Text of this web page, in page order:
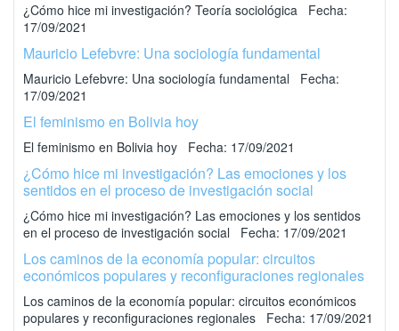
¿Cómo hice mi investigación? Teoría sociológica Fecha:
17/09/2021
Mauricio Lefebvre: Una sociología fundamental
Mauricio Lefebvre: Una sociología fundamental Fecha:
17/09/2021
El feminismo en Bolivia hoy
El feminismo en Bolivia hoy Fecha: 17/09/2021
¿Cómo hice mi investigación? Las emociones y los
sentidos en el proceso de investigación social
¿Cómo hice mi investigación? Las emociones y los sentidos
en el proceso de investigación social Fecha: 17/09/2021
Los caminos de la economía popular: circuitos
económicos populares y reconfiguraciones regionales
Los caminos de la economía popular: circuitos económicos
populares y reconfiguraciones regionales Fecha: 17/09/2021